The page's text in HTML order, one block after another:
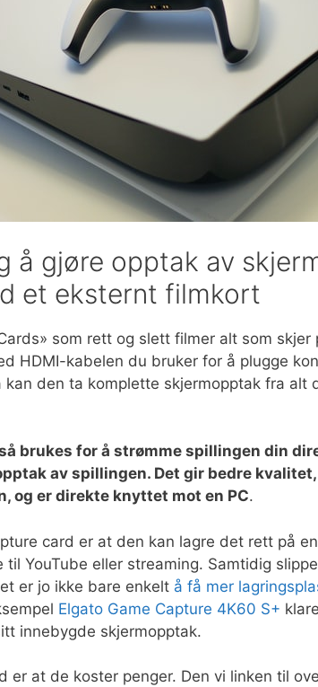
å gjøre opptak av
et eksternt filmkort
som rett og slett filmer alt som skjer
HDMI-kabelen du bruker for å plugge
kan den ta komplette skjermopptak fra alt
brukes for å strømme spillingen din
av spillingen. Det gir bedre
og er direkte knyttet mot en PC.
card er at den kan lagre det rett på
til YouTube eller streaming. Samtidig
er jo ikke bare enkelt å få mer
Elgato Game Capture 4K60 S+
innebygde skjermopptak.
er at de koster penger. Den vi linken til